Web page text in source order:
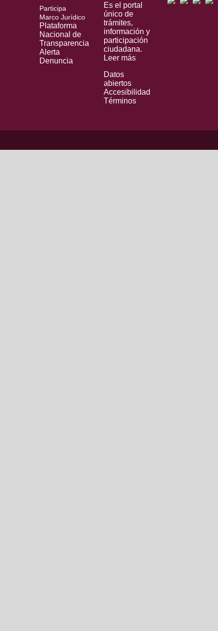
Participa
Marco Jurídico
Plataforma
Nacional de
Transparencia
Alerta
Denuncia
Es el portal
único de
trámites,
información y
participación
ciudadana.
Leer más
Datos
abiertos
Accesibilidad
Términos